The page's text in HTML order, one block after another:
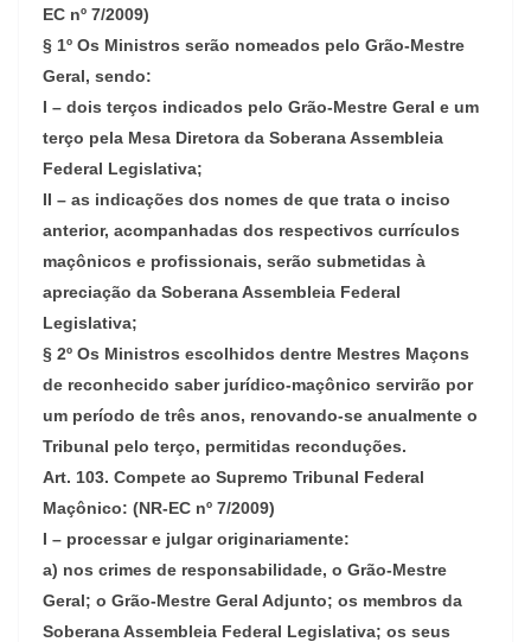
EC nº 7/2009)
§ 1º Os Ministros serão nomeados pelo Grão-Mestre
Geral, sendo:
I – dois terços indicados pelo Grão-Mestre Geral e um
terço pela Mesa Diretora da Soberana Assembleia
Federal Legislativa;
II – as indicações dos nomes de que trata o inciso
anterior, acompanhadas dos respectivos currículos
maçônicos e profissionais, serão submetidas à
apreciação da Soberana Assembleia Federal
Legislativa;
§ 2º Os Ministros escolhidos dentre Mestres Maçons
de reconhecido saber jurídico-maçônico servirão por
um período de três anos, renovando-se anualmente o
Tribunal pelo terço, permitidas reconduções.
Art. 103. Compete ao Supremo Tribunal Federal
Maçônico: (NR-EC nº 7/2009)
I – processar e julgar originariamente:
a) nos crimes de responsabilidade, o Grão-Mestre
Geral; o Grão-Mestre Geral Adjunto; os membros da
Soberana Assembleia Federal Legislativa; os seus